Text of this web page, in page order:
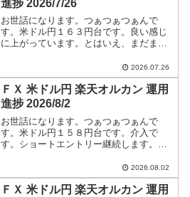
進捗 2026/7/26
お世話になります。つぁつぁつぁんで
す。米ドル円１６３円台です。良い感じ
に上がっています。とはいえ、まだまだ
す。米ドル円ショートエントリー手法と
今後のつぁつぁつぁん戦略は【米ドル
円】に全て書いています。
2026.07.26
ＦＸ 米ドル円 楽天オルカン 運用
進捗 2026/8/2
お世話になります。つぁつぁつぁんで
す。米ドル円１５８円台です。介入で
す。ショートエントリー継続します。米
つぁつぁつぁん戦略は【米ドル円】に全
て書いています。
2026.08.02
ＦＸ 米ドル円 楽天オルカン 運用